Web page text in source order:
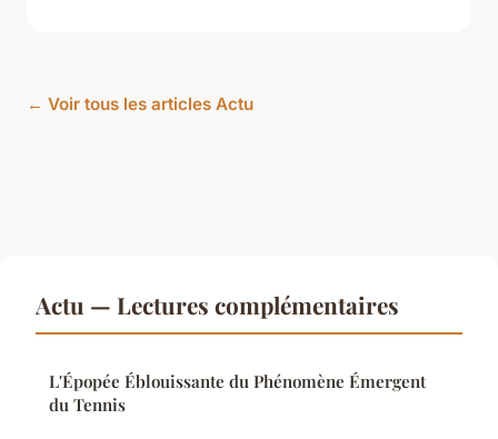
← Voir tous les articles Actu
Actu — Lectures complémentaires
L'Épopée Éblouissante du Phénomène Émergent
du Tennis